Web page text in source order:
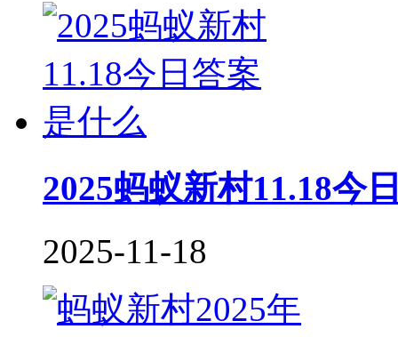
2025蚂蚁新村11.18今
2025-11-18